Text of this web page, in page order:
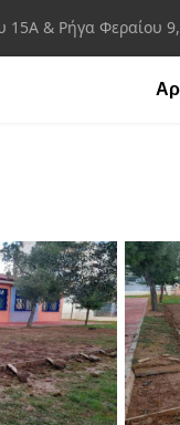
15Α & Ρήγα Φεραίου